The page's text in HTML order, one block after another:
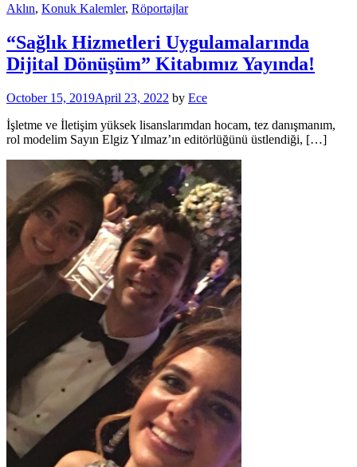
Aklın, Konuk Kalemler, Röportajlar
“Sağlık Hizmetleri Uygulamalarında
Dijital Dönüşüm” Kitabımız Yayında!
October 15, 2019April 23, 2022 by Ece
İşletme ve İletişim yüksek lisanslarımdan hocam, tez danışmanım,
rol modelim Sayın Elgiz Yılmaz’ın editörlüğünü üstlendiği, […]